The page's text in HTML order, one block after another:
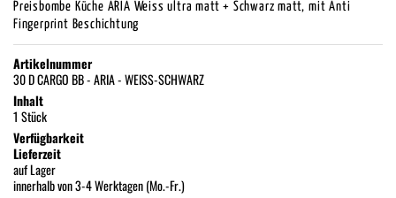
Preisbombe Küche ARIA Weiss ultra matt + Schwarz matt, mit Anti
Fingerprint Beschichtung
Artikelnummer
30 D CARGO BB - ARIA - WEISS-SCHWARZ
Inhalt
1 Stück
Verfügbarkeit
Lieferzeit
auf Lager
innerhalb von 3-4 Werktagen (Mo.-Fr.)